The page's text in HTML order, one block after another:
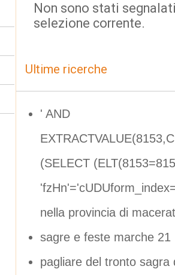
Non sono stati
selezione corrente.
Ultime ricerche
' AND
(SELECT
nella provincia di
sagre e feste marche 21
pagliare del tronto sagra